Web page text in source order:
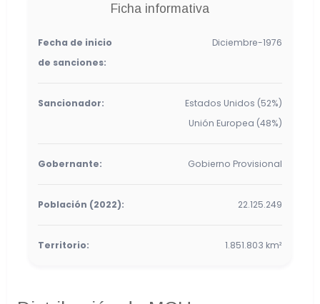
38 Aeronaves
Ficha informativa
Fecha de inicio
de sanciones:
Diciembre-1976
Sancionador:
Estados Unidos (52%)
Unión Europea (48%)
Gobernante: Gobierno Provisional
Población (2022): 22.125.249
Territorio: 1.851.803​ km²